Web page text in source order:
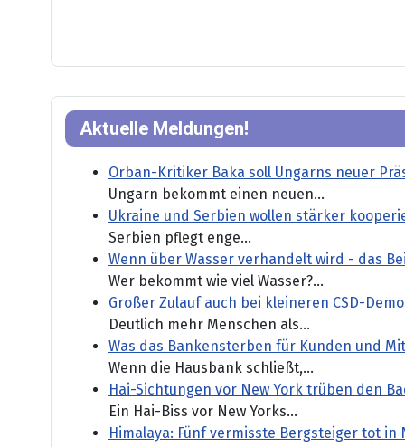
Aktuelle Meldungen!
Orban-Kritiker Baka soll Ungarns neuer
Ungarn bekommt einen neuen...
Ukraine und Serbien wollen stärker
Serbien pflegt enge...
Wenn über Wasser verhandelt wird - das
Wer bekommt wie viel Wasser?...
Großer Zulauf auch bei kleineren CSD-
Deutlich mehr Menschen als...
Was das Bankensterben für Kunden und
Wenn die Hausbank schließt,...
Hai-Sichtungen vor New York trüben den
Ein Hai-Biss vor New Yorks...
Himalaya: Fünf vermisste Bergsteiger tot in